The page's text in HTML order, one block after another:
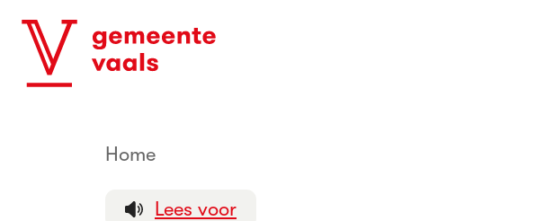
Home
Lees voor